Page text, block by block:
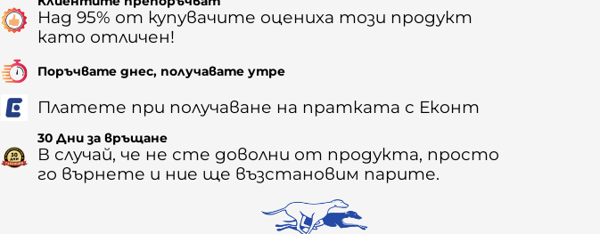
Над 95% от купувачите оцениха този продукт
като отличен!
Поръчвате днес, получавате утре
Платете при получаване на пратката с Еконт
30 Дни за връщане
В случай, че не сте доволни от продукта, просто
го върнете и ние ще възстановим парите.